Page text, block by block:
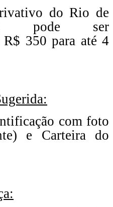
do Rio de
pode ser
350 para até 4
com foto
e Carteira do